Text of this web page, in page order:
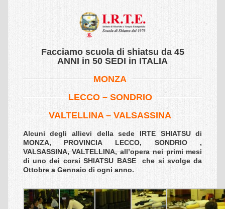
Sede scuola
Insegnanti shiatsu
Intensivi Shiatsu
Relax Shiatsu
IRTE
Perchè scegliere la scuola IRTE
Insegnanti
Facciamo scuola di shiatsu da 45
ANNI in 50 SEDI in ITALIA
MONZA
LECCO– SONDRIO
VALTELLINA – VALSASSINA
Alcuni degli allievi della sede IRTE SHIATSU di
MONZA, PROVINCIA LECCO, SONDRIO ,
VALSASSINA, VALTELLINA, all’opera nei primi mesi
di uno dei corsi SHIATSU BASE che si svolge da
Ottobre a Gennaio di ogni anno.